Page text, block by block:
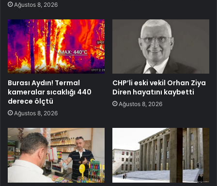
Ağustos 8, 2026
Burası Aydın! Termal
kameralar sıcaklığı 440
derece ölçtü
Ağustos 8, 2026
CHP’li eski vekil Orhan Ziya
Diren hayatını kaybetti
Ağustos 8, 2026